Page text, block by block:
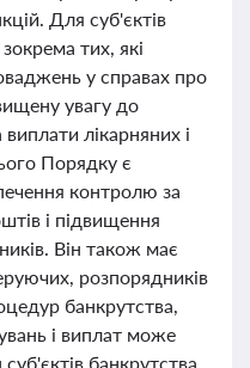
Для суб'єктів
тих, які
у справах про
увагу до
лікарняних і
Порядку є
контролю за
і підвищення
Він також має
розпорядників
банкрутства,
і виплат може
банкрутства